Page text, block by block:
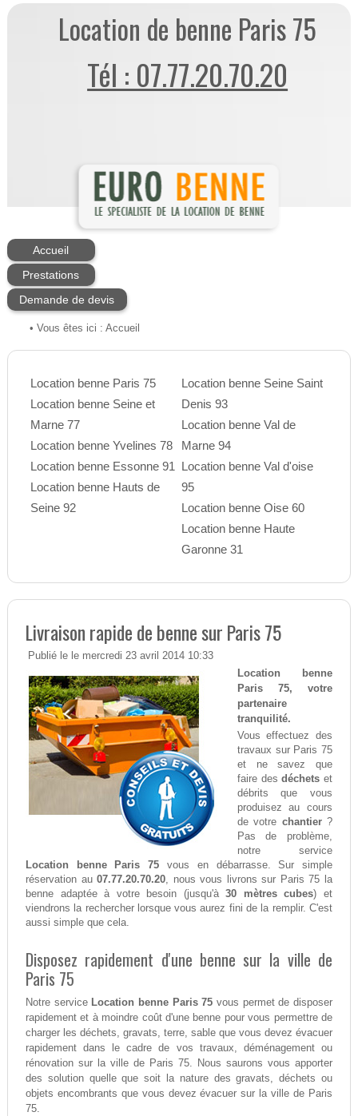
Location de benne Paris 75
Tél : 07.77.20.70.20
Accueil
Prestations
Demande de devis
• Vous êtes ici : Accueil
Location benne Paris 75
Location benne Seine et
Marne 77
Location benne Yvelines 78
Location benne Essonne 91
Location benne Hauts de
Seine 92
Location benne Seine Saint
Denis 93
Location benne Val de
Marne 94
Location benne Val d'oise
95
Location benne Oise 60
Location benne Haute
Garonne 31
Livraison rapide de benne sur Paris 75
Publié le le mercredi 23 avril 2014 10:33
Location benne
Paris 75, votre
partenaire
tranquilité.
Vous effectuez des
travaux sur Paris 75
et ne savez que
faire desdéchets et
débrits que vous
produisez au cours
de votre chantier?
Pas de problème,
notre service
Location benne Paris 75 vous en débarrasse. Sur simple
réservation au07.77.20.70.20, nous vous livrons sur Paris 75 la
benne adaptée à votre besoin (jusqu'à30 mètres cubes) et
viendrons la rechercher lorsque vous aurez fini de la remplir. C'est
aussi simple que cela.
Disposez rapidement d'une benne sur la ville de
Paris 75
Notre service Location benne Paris 75 vous permet de disposer
rapidement et à moindre coût d'une benne pour vous permettre de
charger les déchets, gravats, terre, sable que vous devez évacuer
rapidement dans le cadre de vos travaux, déménagement ou
rénovation sur la ville de Paris 75. Nous saurons vous apporter
des solution quelle que soit la nature des gravats, déchets ou
objets encombrants que vous devez évacuer sur la ville de Paris
75.